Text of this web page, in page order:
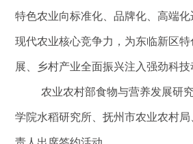
特色农业向标准化、品牌化、高端
现代农业核心竞争力，为东临新区
展、乡村产业全面振兴注入强劲科技
农业农村部食物与营养发展研
学院水稻研究所、抚州市农业农村